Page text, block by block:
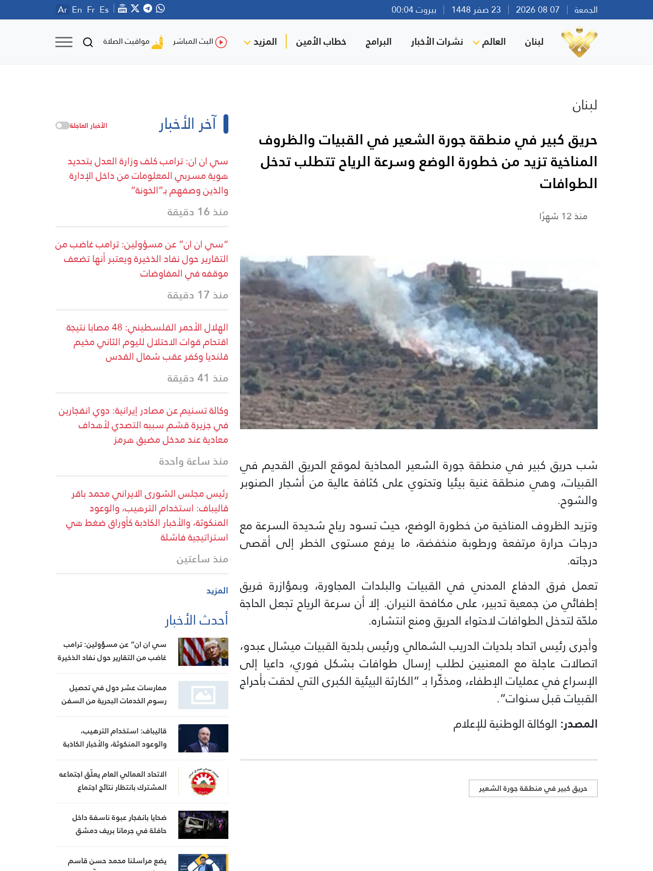
الجمعة بيروت 00:04 Ar En Fr Es
لبنان العالم نشرات الأخبار البرامج خطاب الأمين المزيد البث المباشر مواقيت الصلاة
لبنان
حريق كبير في منطقة جورة الشعير في القبيات والظروف
المناخية تزيد من خطورة الوضع وسرعة الرياح تتطلب تدخل
الطوافات
منذ 12 شهرًا
شب حريق كبير في منطقة جورة الشعير المحاذية لموقع الحريق القديم في
القبيات، وهي منطقة غنية بيئيا وتحتوي على كثافة عالية من أشجار الصنوبر
والشوح.
وتزيد الظروف المناخية من خطورة الوضع، حيث تسود رياح شديدة السرعة مع
درجات حرارة مرتفعة ورطوبة منخفضة، ما يرفع مستوى الخطر إلى أقصى
درجاته.
تعمل فرق الدفاع المدني في القبيات والبلدات المجاورة، وبمؤازرة فريق
إطفائي من جمعية تدبير، على مكافحة النيران. إلا أن سرعة الرياح تجعل الحاجة
ملحّة لتدخل الطوافات لاحتواء الحريق ومنع انتشاره.
وأجرى رئيس اتحاد بلديات الدريب الشمالي ورئيس بلدية القبيات ميشال عبدو،
اتصالات عاجلة مع المعنيين لطلب إرسال طوافات بشكل فوري، داعيا إلى
الإسراع في عمليات الإطفاء، ومذكّرا بـ “الكارثة البيئية الكبرى التي لحقت بأحراج
القبيات قبل سنوات”.
المصدر: الوكالة الوطنية للإعلام
حريق كبير في منطقة جورة الشعير
آخر الأخبار الأخبار العاجلة
سي ان ان: ⁠ترامب كلف وزارة العدل بتحديد
هوية مسربي المعلومات من داخل الإدارة
والذين وصفهم بـ”الخونة”
منذ 16 دقيقة
“سي ان ان” عن مسؤولين: ترامب غاضب من
التقارير حول نفاد الذخيرة ويعتبر أنها تضعف
موقفه في المفاوضات
منذ 17 دقيقة
الهلال الأحمر الفلسطيني: 48 مصابا نتيجة
اقتحام قوات الاحتلال لليوم الثاني مخيم
قلنديا وكفر عقب شمال القدس
منذ 41 دقيقة
وكالة تسنيم عن مصادر إيرانية: دوي انفجارين
في جزيرة قشم سببه التصدي لأهداف
معادية عند مدخل مضيق هرمز
منذ ساعة واحدة
رئيس مجلس الشورى الايراني محمد باقر
قاليباف: استخدام الترهيب، والوعود
المنكوثة، والأخبار الكاذبة كأوراق ضغط هي
استراتيجية فاشلة
منذ ساعتين
المزيد
أحدث الأخبار
سي ان ان” عن مسؤولين: ترامب
غاضب من التقارير حول نفاد الذخيرة
المفاوضات
ممارسات عشر دول في تحصيل
رسوم الخدمات البحرية من السفن
قاليباف: استخدام الترهيب،
والوعود المنكوثة، والأخبار الكاذبة
الاتحاد العمالي العام يعلّق اجتماعه
المشترك بانتظار نتائج اجتماع
ضحايا بانفجار عبوة ناسفة داخل
حافلة في جرمانا بريف دمشق
يضع مراسلنا محمد حسن قاسم